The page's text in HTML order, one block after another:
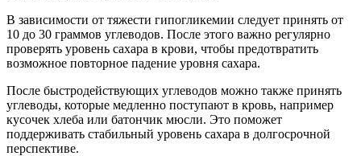
В зависимости от тяжести гипогликемии следует принять от
10 до 30 граммов углеводов. После этого важно регулярно
проверять уровень сахара в крови, чтобы предотвратить
возможное повторное падение уровня сахара.
После быстродействующих углеводов можно также принять
углеводы, которые медленно поступают в кровь, например
кусочек хлеба или батончик мюсли. Это поможет
поддерживать стабильный уровень сахара в долгосрочной
перспективе.